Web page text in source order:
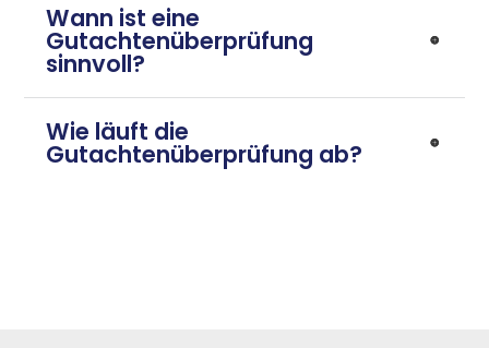
Wann ist eine
Gutachtenüberprüfung
sinnvoll?
Wie läuft die
Gutachtenüberprüfung ab?